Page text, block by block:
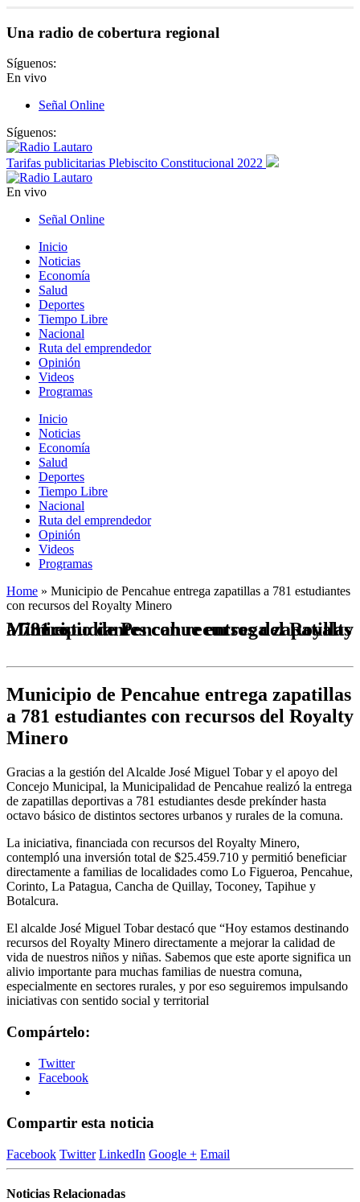
Una radio de cobertura regional
Síguenos:
En vivo
Señal Online
Síguenos:
Tarifas publicitarias Plebiscito Constitucional 2022
En vivo
Señal Online
Inicio
Noticias
Economía
Salud
Deportes
Tiempo Libre
Nacional
Ruta del emprendedor
Opinión
Videos
Programas
Inicio
Noticias
Economía
Salud
Deportes
Tiempo Libre
Nacional
Ruta del emprendedor
Opinión
Videos
Programas
Home » Municipio de Pencahue entrega zapatillas a 781 estudiantes
con recursos del Royalty Minero
Municipio de Pencahue entrega zapatillas a 781 estudiantes con recursos del Royalty Minero
Municipio de Pencahue entrega zapatillas
a 781 estudiantes con recursos del Royalty
Minero
Gracias a la gestión del Alcalde José Miguel Tobar y el apoyo del
Concejo Municipal, la Municipalidad de Pencahue realizó la entrega
de zapatillas deportivas a 781 estudiantes desde prekínder hasta
octavo básico de distintos sectores urbanos y rurales de la comuna.
La iniciativa, financiada con recursos del Royalty Minero,
contempló una inversión total de $25.459.710 y permitió beneficiar
directamente a familias de localidades como Lo Figueroa, Pencahue,
Corinto, La Patagua, Cancha de Quillay, Toconey, Tapihue y
Botalcura.
El alcalde José Miguel Tobar destacó que “Hoy estamos destinando
recursos del Royalty Minero directamente a mejorar la calidad de
vida de nuestros niños y niñas. Sabemos que este aporte significa un
alivio importante para muchas familias de nuestra comuna,
especialmente en sectores rurales, y por eso seguiremos impulsando
iniciativas con sentido social y territorial
Compártelo:
Twitter
Facebook
Compartir esta noticia
Facebook Twitter LinkedIn Google + Email
Noticias Relacionadas